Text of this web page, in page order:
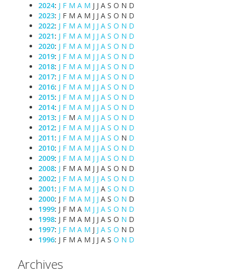
2024: J F M A M J J A S O N D
2023: J F M A M J J A S O N D
2022: J F M A M J J A S O N D
2021: J F M A M J J A S O N D
2020: J F M A M J J A S O N D
2019: J F M A M J J A S O N D
2018: J F M A M J J A S O N D
2017: J F M A M J J A S O N D
2016: J F M A M J J A S O N D
2015: J F M A M J J A S O N D
2014: J F M A M J J A S O N D
2013: J F M A M J J A S O N D
2012: J F M A M J J A S O N D
2011: J F M A M J J A S O N D
2010: J F M A M J J A S O N D
2009: J F M A M J J A S O N D
2008: J F M A M J J A S O N D
2002: J F M A M J J A S O N D
2001: J F M A M J J A S O N D
2000: J F M A M J J A S O N D
1999: J F M A M J J A S O N D
1998: J F M A M J J A S O N D
1997: J F M A M J J A S O N D
1996: J F M A M J J A S O N D
Archives